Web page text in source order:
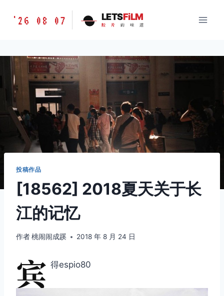
胶
味
道
LETSFILM
'26 08 07 LETSFiLM
胶 片 的 味 道
投稿作品
[18562] 2018夏天关于长
江的记忆
作者桃闹闹成蹊 2018 年 8 月 24 日
宾 得espio80